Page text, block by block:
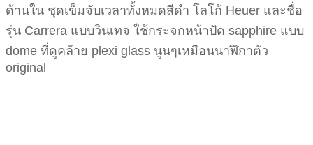
ด้านใน ชุดเข็มจับเวลาทั้งหมดสีดำ โลโก้ Heuer และชื่อ
รุ่น Carrera แบบวินเทจ ใช้กระจกหน้าปัด sapphire แบบ
dome ที่ดูคล้าย plexi glass นูนๆเหมือนนาฬิกาตัว
original